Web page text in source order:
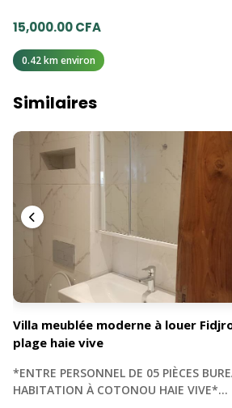
15,000.00 CFA
0.42 km environ
Similaires
Villa meublée moderne à louer
plage haie vive
*ENTRE PERSONNEL DE 05 PIÈCES
HABITATION À COTONOU HAIE VIVE*…